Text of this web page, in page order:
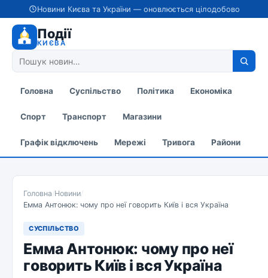
Новини Києва та України — оновлюється цілодобово
Події
КИЄВА
Головна Суспільство Політика Економіка
Спорт Транспорт Магазини
Графік відключень Мережі Тривога Райони
Головна/Новини/
Емма Антонюк: чому про неї говорить Київ і вся Україна
СУСПІЛЬСТВО
Емма Антонюк: чому про неї
говорить Київ і вся Україна